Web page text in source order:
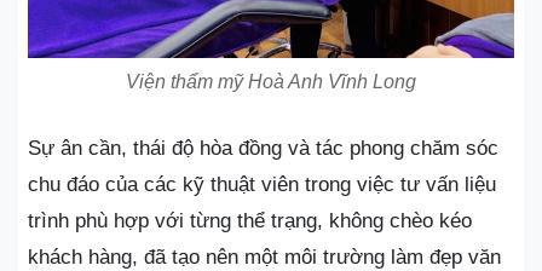
Viện thẩm mỹ Hoà Anh Vĩnh Long
Sự ân cần, thái độ hòa đồng và tác phong chăm sóc
chu đáo của các kỹ thuật viên trong việc tư vấn liệu
trình phù hợp với từng thể trạng, không chèo kéo
khách hàng, đã tạo nên một môi trường làm đẹp văn